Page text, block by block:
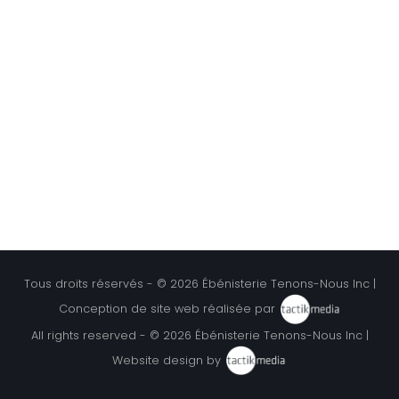
Tous droits réservés - © 2026 Ébénisterie Tenons-Nous Inc|
Conception de site web réalisée par
All rights reserved - © 2026 Ébénisterie Tenons-Nous Inc|
Website design by